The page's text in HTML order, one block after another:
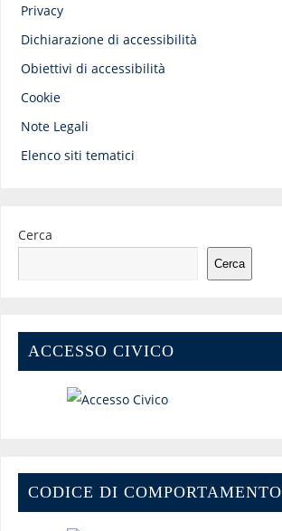
Privacy
Dichiarazione di accessibilità
Obiettivi di accessibilità
Cookie
Note Legali
Elenco siti tematici
Cerca
Cerca
ACCESSO CIVICO
CODICE DI COMPORTAMENTO